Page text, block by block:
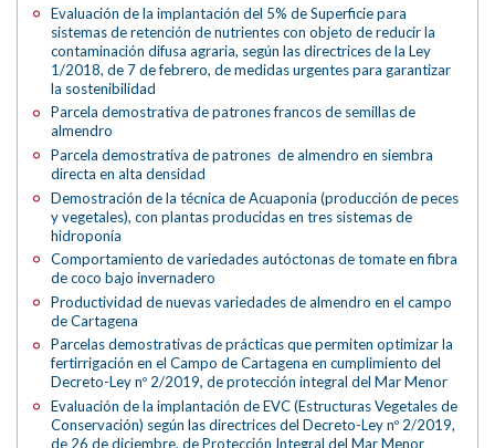
Evaluación de la implantación del 5% de Superficie para
sistemas de retención de nutrientes con objeto de reducir la
contaminación difusa agraria, según las directrices de la Ley
1/2018, de 7 de febrero, de medidas urgentes para garantizar
la sostenibilidad
Parcela demostrativa de patrones francos de semillas de
almendro
Parcela demostrativa de patrones de almendro en siembra
directa en alta densidad
Demostración de la técnica de Acuaponia (producción de peces
y vegetales), con plantas producidas en tres sistemas de
hidroponía
Comportamiento de variedades autóctonas de tomate en fibra
de coco bajo invernadero
Productividad de nuevas variedades de almendro en el campo
de Cartagena
Parcelas demostrativas de prácticas que permiten optimizar la
fertirrigación en el Campo de Cartagena en cumplimiento del
Decreto-Ley nº 2/2019, de protección integral del Mar Menor
Evaluación de la implantación de EVC (Estructuras Vegetales de
Conservación) según las directrices del Decreto-Ley nº 2/2019,
de 26 de diciembre, de Protección Integral del Mar Menor